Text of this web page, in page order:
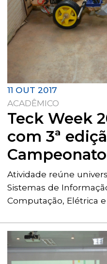
11 OUT 2017
ACADÊMICO
Teck Week
com 3ª
Atividade reúne
Sistemas de
Computação, Elétrica